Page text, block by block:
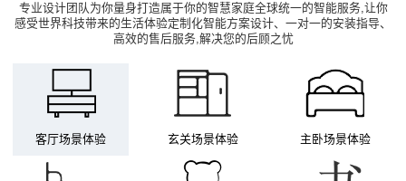
专业设计团队为你量身打造属于你的智慧家庭全球统一的智能服务,让你
感受世界科技带来的生活体验定制化智能方案设计、一对一的安装指导、
高效的售后服务,解决您的后顾之忧
客厅场景体验 玄关场景体验 主卧场景体验